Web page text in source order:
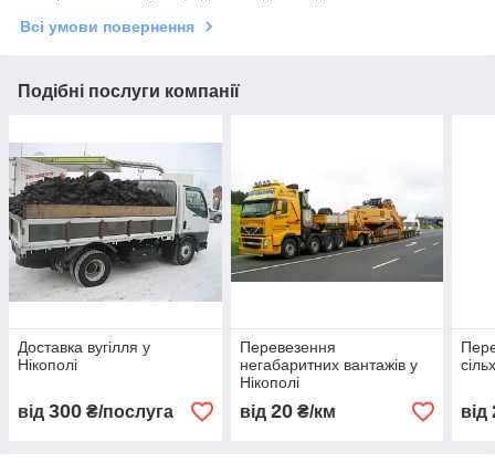
Всі умови повернення
Подібні послуги компанії
Доставка вугілля у
Нікополі
від 300 ₴/послуга
Перевезення
негабаритних вантажів у
Нікополі
від 20₴/км від